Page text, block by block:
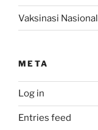
Vaksinasi Nasional
META
Log in
Entries feed